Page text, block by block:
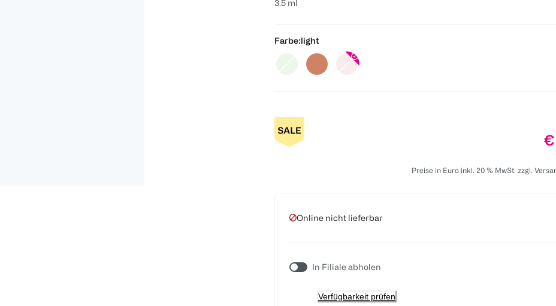
3.5 ml
Farbe:light
€
Preise in Euro inkl. 20 % MwSt. zzgl.
Online nicht lieferbar
In Filiale abholen
Verfügbarkeit prüfen